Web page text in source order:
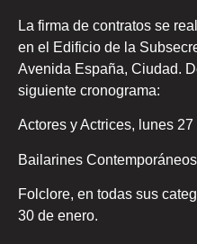
La firma de contratos se
en el Edificio de la
Avenida España, Ciudad.
siguiente cronograma:
Actores y Actrices, lunes 27
Bailarines
Folclore, en todas sus
30 de enero.